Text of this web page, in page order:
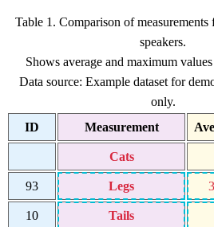
Table 1. Comparison of measurements
speakers.
Shows average and maximum
ID Measurement
Cats
93 Legs
10 Tails
Data source: Example dataset for
only.